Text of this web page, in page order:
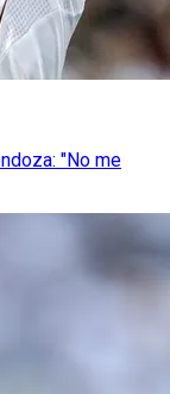
"No me